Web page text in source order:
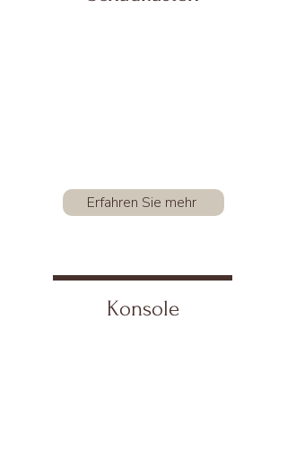
Erfahren Sie mehr
Konsole